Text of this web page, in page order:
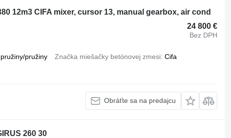
12m3 CIFA mixer, cursor 13, manual gearbox, air cond
24 800 €
Bez DPH
pružiny/pružiny Značka miešačky betónovej zmesi Cifa
Obráťte sa na predajcu
260 30